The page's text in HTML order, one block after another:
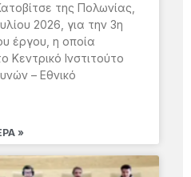
της Πολωνίας,
2026, για την 3η
έργου, η οποία
Κεντρικό Ινστιτούτο
– Εθνικό
»